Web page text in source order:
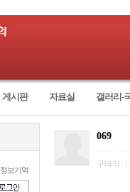
게시판 자료실 갤러리-
정보기억
069
구태익